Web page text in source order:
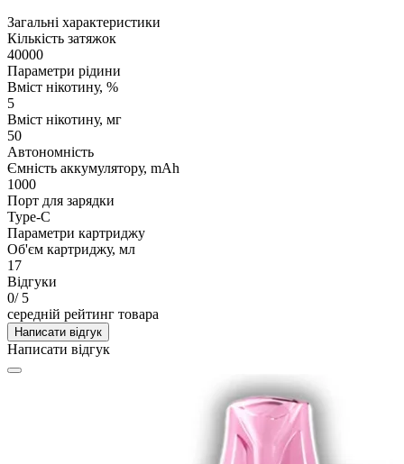
Загальні характеристики
Кількість затяжок
40000
Параметри рідини
Вміст нікотину, %
5
Вміст нікотину, мг
50
Автономність
Ємність аккумулятору, mAh
1000
Порт для зарядки
Type-C
Параметри картриджу
Об'єм картриджу, мл
17
Відгуки
0/ 5
середній рейтинг товара
Написати відгук
Написати відгук